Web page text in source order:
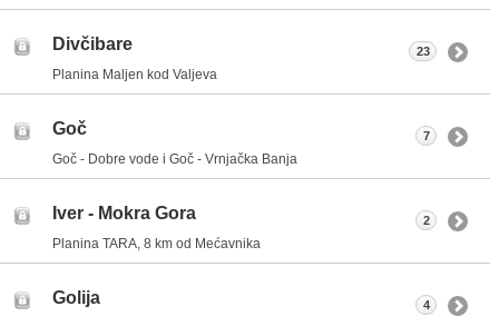
Divčibare
Planina Maljen kod Valjeva
23
Goč
Goč - Dobre vode i Goč - Vrnjačka Banja
7
Iver - Mokra Gora
Planina TARA, 8 km od Mećavnika
2
Golija 4